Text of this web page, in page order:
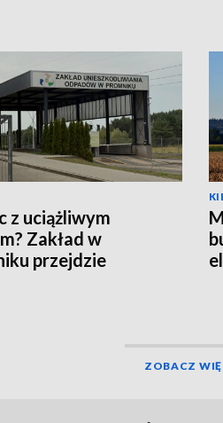
z uciążliwym
Zakład w
przejdzie
ZOBACZ